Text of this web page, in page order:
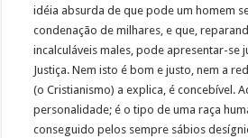
idéia absurda de que pode um homem
condenação de milhares, e que,
incalculáveis males, pode apresentar-se
Justiça. Nem isto é bom e justo, nem a
(o Cristianismo) a explica, é concebível.
personalidade; é o tipo de uma raça
conseguido pelos sempre sábios